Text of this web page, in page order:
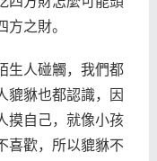
之財。
生人碰觸，我們都
貔貅也都認識，因
摸自己，就像小孩
喜歡，所以貔貅不